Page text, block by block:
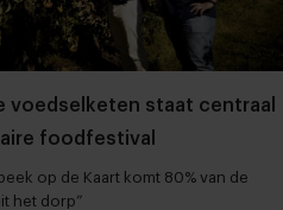
voedselketen staat centraal
foodfestival
op de Kaart komt 80% van de
het dorp”